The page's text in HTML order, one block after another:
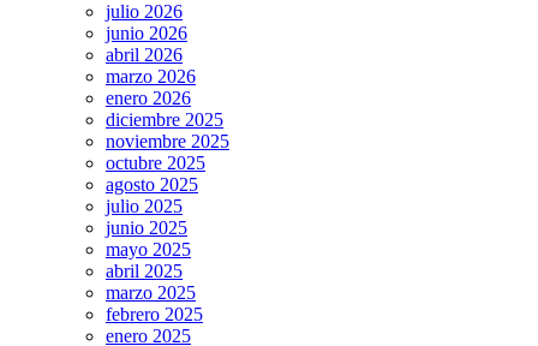
julio 2026
junio 2026
abril 2026
marzo 2026
enero 2026
diciembre 2025
noviembre 2025
octubre 2025
agosto 2025
julio 2025
junio 2025
mayo 2025
abril 2025
marzo 2025
febrero 2025
enero 2025